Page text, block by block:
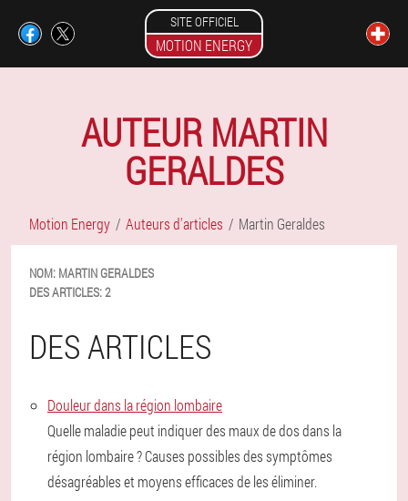
SITE OFFICIEL
MOTION ENERGY
AUTEUR MARTIN
GERALDES
Motion Energy Auteurs d'articles Martin Geraldes
NOM: MARTIN GERALDES
DES ARTICLES:2
DES ARTICLES
Douleur dans la région lombaire
Quelle maladie peut indiquer des maux de dos dans la
région lombaire ? Causes possibles des symptômes
désagréables et moyens efficaces de les éliminer.